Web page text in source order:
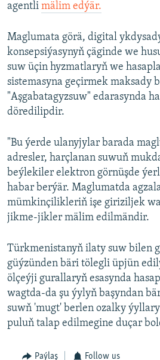
agentli mälim edýär.
Maglumata görä, digital
konsepsiýasynyň çäginde we
suw üçin hyzmatlaryň we
sistemasyna geçirmek maksady
"Aşgabatagyzsuw" edarasynda
döredilipdir.
"Bu ýerde ulanyjylar barada
adresler, harçlanan suwuň
beýlekiler elektron görnüşde
habar berýär. Maglumatda
mümkinçilikleriň işe giriziljek
jikme-jikler mälim edilmändir.
Türkmenistanyň ilaty suw bilen
güýzünden bäri tölegli üpjün
ölçeýji gurallaryň esasynda
wagtda-da şu ýylyň başyndan
suwň 'mugt' berlen ozalky
puluň talap edilmegine duçar
Paýlaş Follow us